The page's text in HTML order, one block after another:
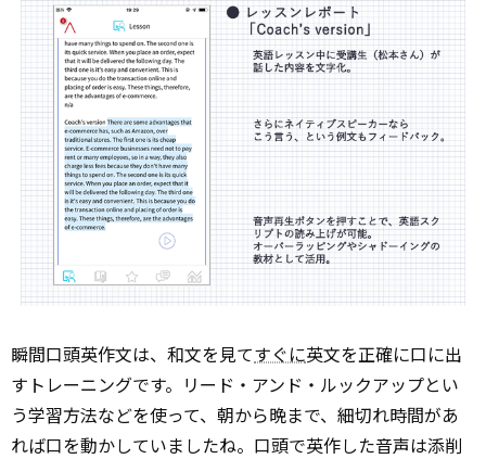
瞬間口頭英作文は、和文を見てすぐに英文を正確に口に出
すトレーニングです。リード・アンド・ルックアップとい
う学習方法などを使って、朝から晩まで、細切れ時間があ
れば口を動かしていましたね。口頭で英作した音声は添削